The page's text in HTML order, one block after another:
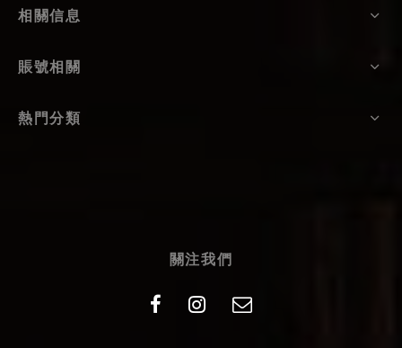
相關信息
賬號相關
熱門分類
關注我們